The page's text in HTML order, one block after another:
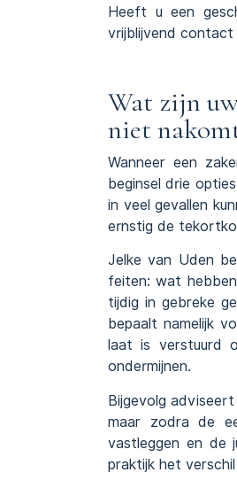
Heeft u een
vrijblijvend contact
Wat zijn
niet
Wanneer een
beginsel drie
in veel gevallen
ernstig de
Jelke van Uden
feiten: wat
tijdig in gebreke
bepaalt namelijk
laat is verstuurd
ondermijnen.
Bijgevolg
maar zodra de
vastleggen en de
praktijk het